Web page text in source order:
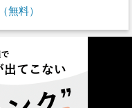
無料）